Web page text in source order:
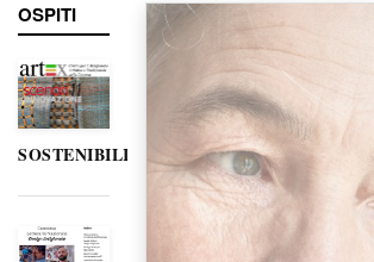
OSPITI
SOSTENIBILITÀ